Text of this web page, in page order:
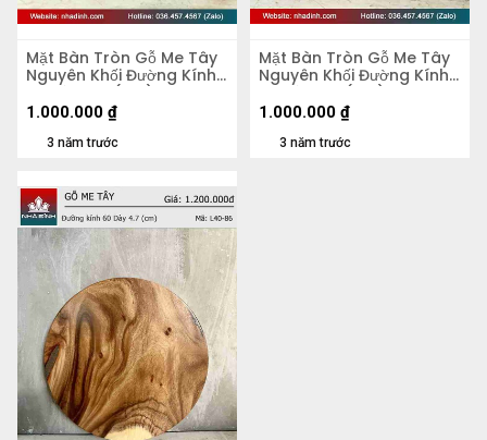
Mặt Bàn Tròn Gỗ Me Tây
Nguyên Khối Đường Kính
58 Dày 4,2 (cm)
3 năm trước
1.000.000 ₫
Mặt Bàn Tròn Gỗ Me Tây
Nguyên Khối Đường Kính
58 Dày 5,5 (cm)
3 năm trước
1.000.000 ₫